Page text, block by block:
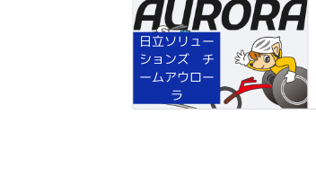
日立ソリュー
ションズ チ
ームアウロー
ラ